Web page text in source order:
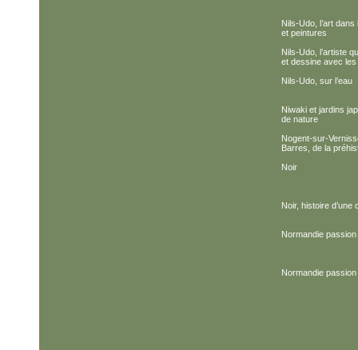
Nils-Udo, l’art
et peintures
Nils-Udo, l’artiste
et dessine avec les
Nils-Udo, sur l’eau
Niwaki et jardins
de nature
Nogent-sur-
Barres, de la
Noir
Noir, histoire d’une
Normandie passion
Normandie passion